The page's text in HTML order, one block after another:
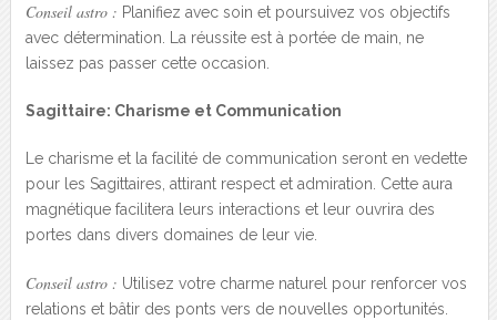
Conseil astro : Planifiez avec soin et poursuivez vos objectifs
avec détermination. La réussite est à portée de main, ne
laissez pas passer cette occasion.
Sagittaire: Charisme et Communication
Le charisme et la facilité de communication seront en vedette
pour les Sagittaires, attirant respect et admiration. Cette aura
magnétique facilitera leurs interactions et leur ouvrira des
portes dans divers domaines de leur vie.
Conseil astro : Utilisez votre charme naturel pour renforcer vos
relations et bâtir des ponts vers de nouvelles opportunités.